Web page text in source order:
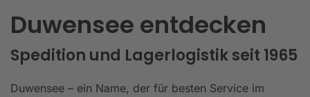
Duwensee entdecken
Spedition und Lagerlogistik seit 1965
Duwensee – ein Name, der für besten Service im